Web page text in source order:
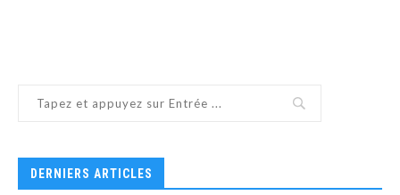
DERNIERS ARTICLES